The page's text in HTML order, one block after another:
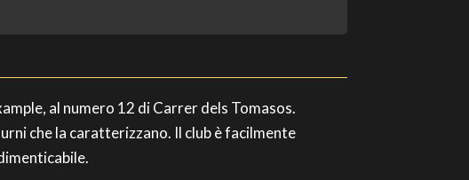
al numero 12 di Carrer dels Tomasos.
che la caratterizzano. Il club è facilmente